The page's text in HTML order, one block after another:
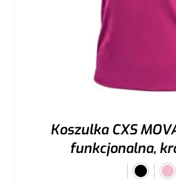
Koszulka CXS
funkcjonalna,